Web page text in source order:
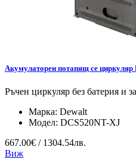
Акумулаторен потапящ се
Ръчен циркуляр без батерия и
Марка: Dewalt
Модел: DCS520NT-XJ
667.00€ / 1304.54лв.
Виж